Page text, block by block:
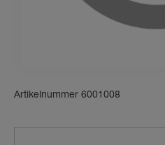
Artikelnummer 6001008